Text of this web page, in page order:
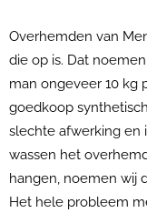
Overhemden van
die op is. Dat
man ongeveer 10 kg
goedkoop
slechte afwerking en
wassen het
hangen, noemen wij
Het hele probleem